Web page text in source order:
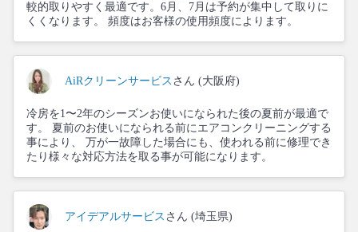
較的取りやすく最適です。6月、7月は予約が集中して取りに
くくなります。 頻度はお客様の使用頻度によります。
AiRクリーンサービス さん (大阪府)
冷房を1〜2年のシーズンお使いになられた後の夏前が最適で
す。 夏前のお使いになられる前にエアコンクリーニングする
事により、 万が一故障した場合にも、使われる前に修理でき
たり様々な対応方法を取る事が可能になります。
アイデアルサービス さん (埼玉県)